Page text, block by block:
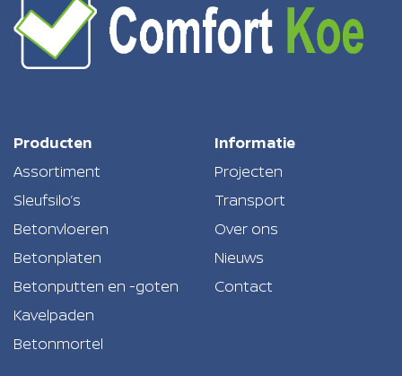
Producten
Assortiment
Sleufsilo’s
Betonvloeren
Betonplaten
Betonputten en -goten
Kavelpaden
Betonmortel
Informatie
Projecten
Transport
Over ons
Nieuws
Contact